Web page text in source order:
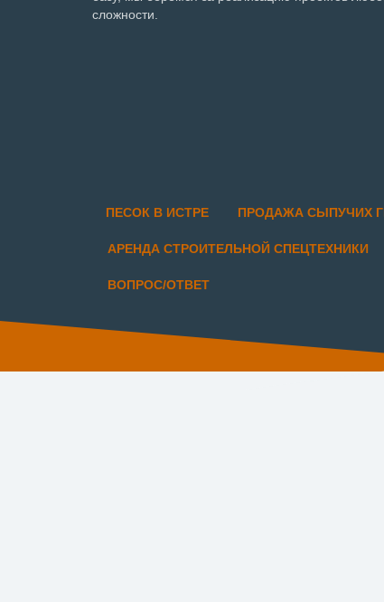
сложности.
ПЕСОК В ИСТРЕ ПРОДАЖА СЫПУЧИХ
АРЕНДА СТРОИТЕЛЬНОЙ СПЕЦТЕХНИКИ
ВОПРОС/ОТВЕТ